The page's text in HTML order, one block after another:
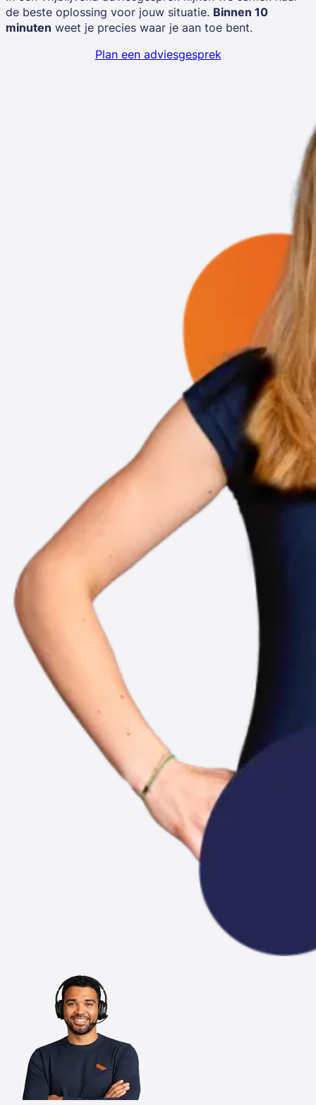
de beste oplossing voor jouw situatie. Binnen 10
minuten weet je precies waar je aan toe bent.
Plan een adviesgesprek